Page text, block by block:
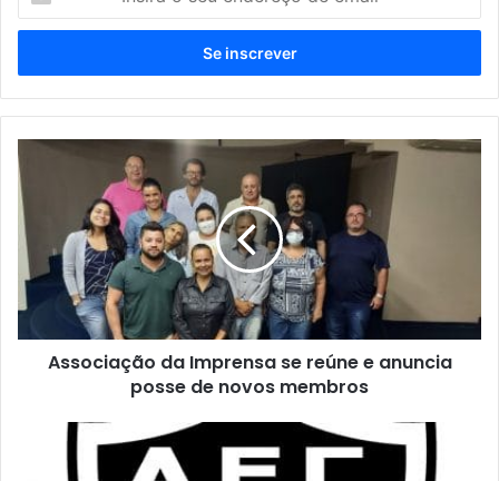
seu
de
email
Associação
da
Imprensa
se
reúne
anuncia
posse
de
novosAssociação da Imprensa se reúne e anuncia
posse de novos membros